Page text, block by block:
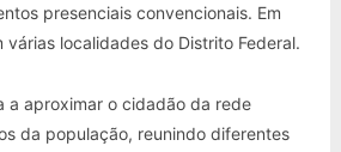
presenciais convencionais. Em
localidades do Distrito Federal.
a aproximar o cidadão da rede
da população, reunindo diferentes